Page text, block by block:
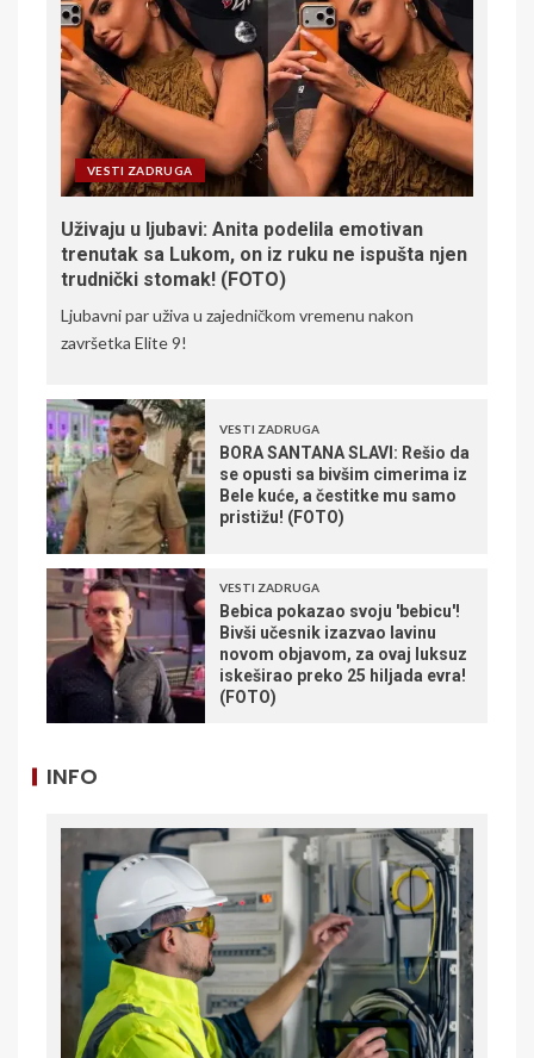
VESTI ZADRUGA
Uživaju u ljubavi: Anita podelila emotivan
trenutak sa Lukom, on iz ruku ne ispušta njen
trudnički stomak! (FOTO)
Ljubavni par uživa u zajedničkom vremenu nakon
završetka Elite 9!
VESTI ZADRUGA
BORA SANTANA SLAVI: Rešio da
se opusti sa bivšim cimerima iz
Bele kuće, a čestitke mu samo
pristižu! (FOTO)
VESTI ZADRUGA
Bebica pokazao svoju 'bebicu'!
Bivši učesnik izazvao lavinu
novom objavom, za ovaj luksuz
iskeširao preko 25 hiljada evra!
(FOTO)
INFO